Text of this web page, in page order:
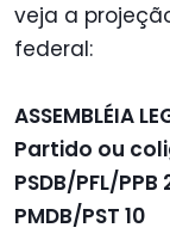
veja a
federal:
ASSEMBLÉIA
Partido ou
PSDB/PFL/PPB
PMDB/PST 10